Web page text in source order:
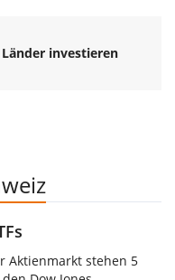
investieren
Aktienmarkt stehen 5